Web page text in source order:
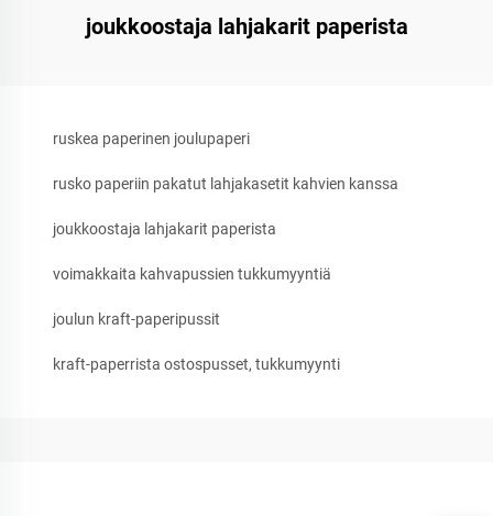
joukkoostaja lahjakarit paperista
ruskea paperinen joulupaperi
rusko paperiin pakatut lahjakasetit kahvien kanssa
joukkoostaja lahjakarit paperista
voimakkaita kahvapussien tukkumyyntiä
joulun kraft-paperipussit
kraft-paperrista ostospusset, tukkumyynti